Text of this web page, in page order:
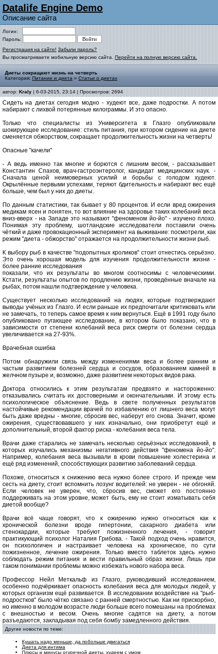
Datalife Engine Demo
Описание сайта
Логин:
Пароль:
Регистрация на сайте! Забыли пароль?
Вы просматриваете мобильную версию сайта. Перейти на полную версию сайта.
Диеты сокращают жизнь на четверть
Категория: Питание и диета » Статьи о диетах
автор: Kraly | 6-03-2015, 23:14 | Просмотров: 2694
Сидеть на диетах сегодня модно - худеют все, даже подростки. А потом
набирают с лихвой потерянные килограммы. И это опасно.
Только что специалисты из Университета в Глазго опубликовали
шокирующее исследование: стиль питания, при котором сидение на диете
сменяется обжорством, сокращает продолжительность жизни на четверть!
Опасные "качели"
- А ведь именно так многие и борются с лишним весом, - рассказывает
Константин Спахов, врач-гастроэнтеролог, кандидат медицинских наук. -
Сначала ценой неимоверных усилий и борьбы с голодом худеют.
Окрылённые первыми успехами, теряют бдительность и набирают вес ещё
больше, чем был у них до диеты.
По данным статистики, так бывает у 80 процентов. И если вред ожирения
медикам ясен и понятен, то вот влияние на здоровье таких колебаний веса
вниз-вверх - на Западе это называют "феноменом йо-йо" - изучено плохо.
Понимая эту проблему, шотландские исследователи поставили очень
чёткий и даже провокационный эксперимент на выживание: посмотрели, как
режим "диета - обжорство" отражается на продолжительности жизни рыб.
К выбору рыб в качестве "подопытных кроликов" стоит отнестись серьёзно.
Это очень хорошая модель для изучения продолжительности жизни -
более ранние исследования
показали, что их результаты во многом соотносимы с человеческими.
Кстати, результаты опытов по продлению жизни, проведённые вначале на
рыбах, потом нашли подтверждение у человека.
Существует несколько исследований на людях, которые подтверждают
выводы учёных из Глазго. И если раньше их предпочитали критиковать или
не замечать, то теперь самое время к ним вернуться. Ещё в 1991 году было
опубликовано пугающее исследование, в котором было показано, что в
зависимости от степени колебаний веса риск смерти от болезни сердца
увеличивается на 27-93%.
Врачебная ошибка
Потом обнаружили связь между изменениями веса и более ранним и
частым развитием болезней сердца и сосудов, образованием камней в
желчном пузыре и, возможно, даже развитием некоторых видов рака.
Доктора относились к этим результатам предвзято и настороженно:
отказывались считать их достоверными и окончательными. И этому есть
психологическое объяснение. Ведь в свете полученных результатов
настойчивые рекомендации врачей по избавлению от лишнего веса могут
быть даже вредны - многие, сбросив вес, наберут его снова. Значит, кроме
ожирения, существовавшего у них изначально, они приобретут ещё и
дополнительный, второй фактор риска - колебания веса тела.
Врачи даже старались не замечать несколько серьёзных исследований, в
которых изучались механизмы негативного действия "феномена йо-йо".
Например, колебания веса вызывали в крови повышение холестерина и
ещё ряд изменений, способствующих развитию заболеваний сердца.
Похоже, относиться к снижению веса нужно более строго. И прежде чем
сесть на диету, стоит вспомнить лозунг водителей: не уверен - не обгоняй.
Если человек не уверен, что, сбросив вес, сможет его постоянно
поддерживать на этом уровне, может быть, ему не стоит изматывать себя
диетой вообще?
Врачи всё чаще говорят, что к ожирению нужно относиться как к
хронической болезни вроде гипертонии, сахарного диабета или
стенокардии, которые требуют пожизненного лечения, - говорит
практикующий психолог Наталия Грибова. - Такой подход очень нравится,
он психологичен и настраивает человека на хроническое, по сути
пожизненное, лечение ожирения. Только вместо таблеток здесь нужно
соблюдать режим питания и вести правильный образ жизни. Лишь при
таком понимании проблемы можно избежать нового набора веса.
Профессор Нейл Меткальф из Глазго, руководивший исследованием,
особенно подчёркивает опасность колебания веса для молодых людей, у
которых организм ещё развивается. В исследовании воздействие на "рыб-
подростков" было чётко связано с ранней смертностью. Как ни прискорбно,
но именно в молодом возрасте люди больше всего помешаны на проблемах
с внешностью и весом. Очень многие садятся на диету, а потом
разъедаются, закладывая под себя бомбу замедленного действия.
Другие новости по теме:
Кушать надо меньше, да побольше двигаться
Диета для интима
Плюсы и минусы огуречной диеты, худеем с умом